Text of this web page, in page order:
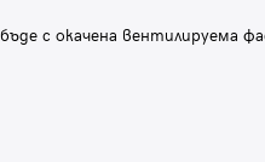
с окачена вентилируема